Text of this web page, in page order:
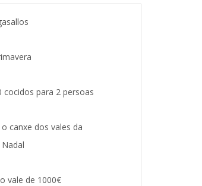
cocidos para 2 persoas
canxe dos vales da
vale de 1000€